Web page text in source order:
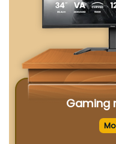
Gaming